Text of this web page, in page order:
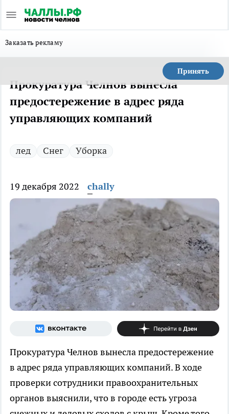
Заказать рекламу
Принять
Прокуратура Челнов вынесла
предостережение в адрес ряда
управляющих компаний
лед Снег Уборка
19 декабря 2022 chally
Прокуратура Челнов вынесла предостережение
в адрес ряда управляющих компаний. В ходе
проверки сотрудники правоохранительных
органов выяснили, что в городе есть угроза